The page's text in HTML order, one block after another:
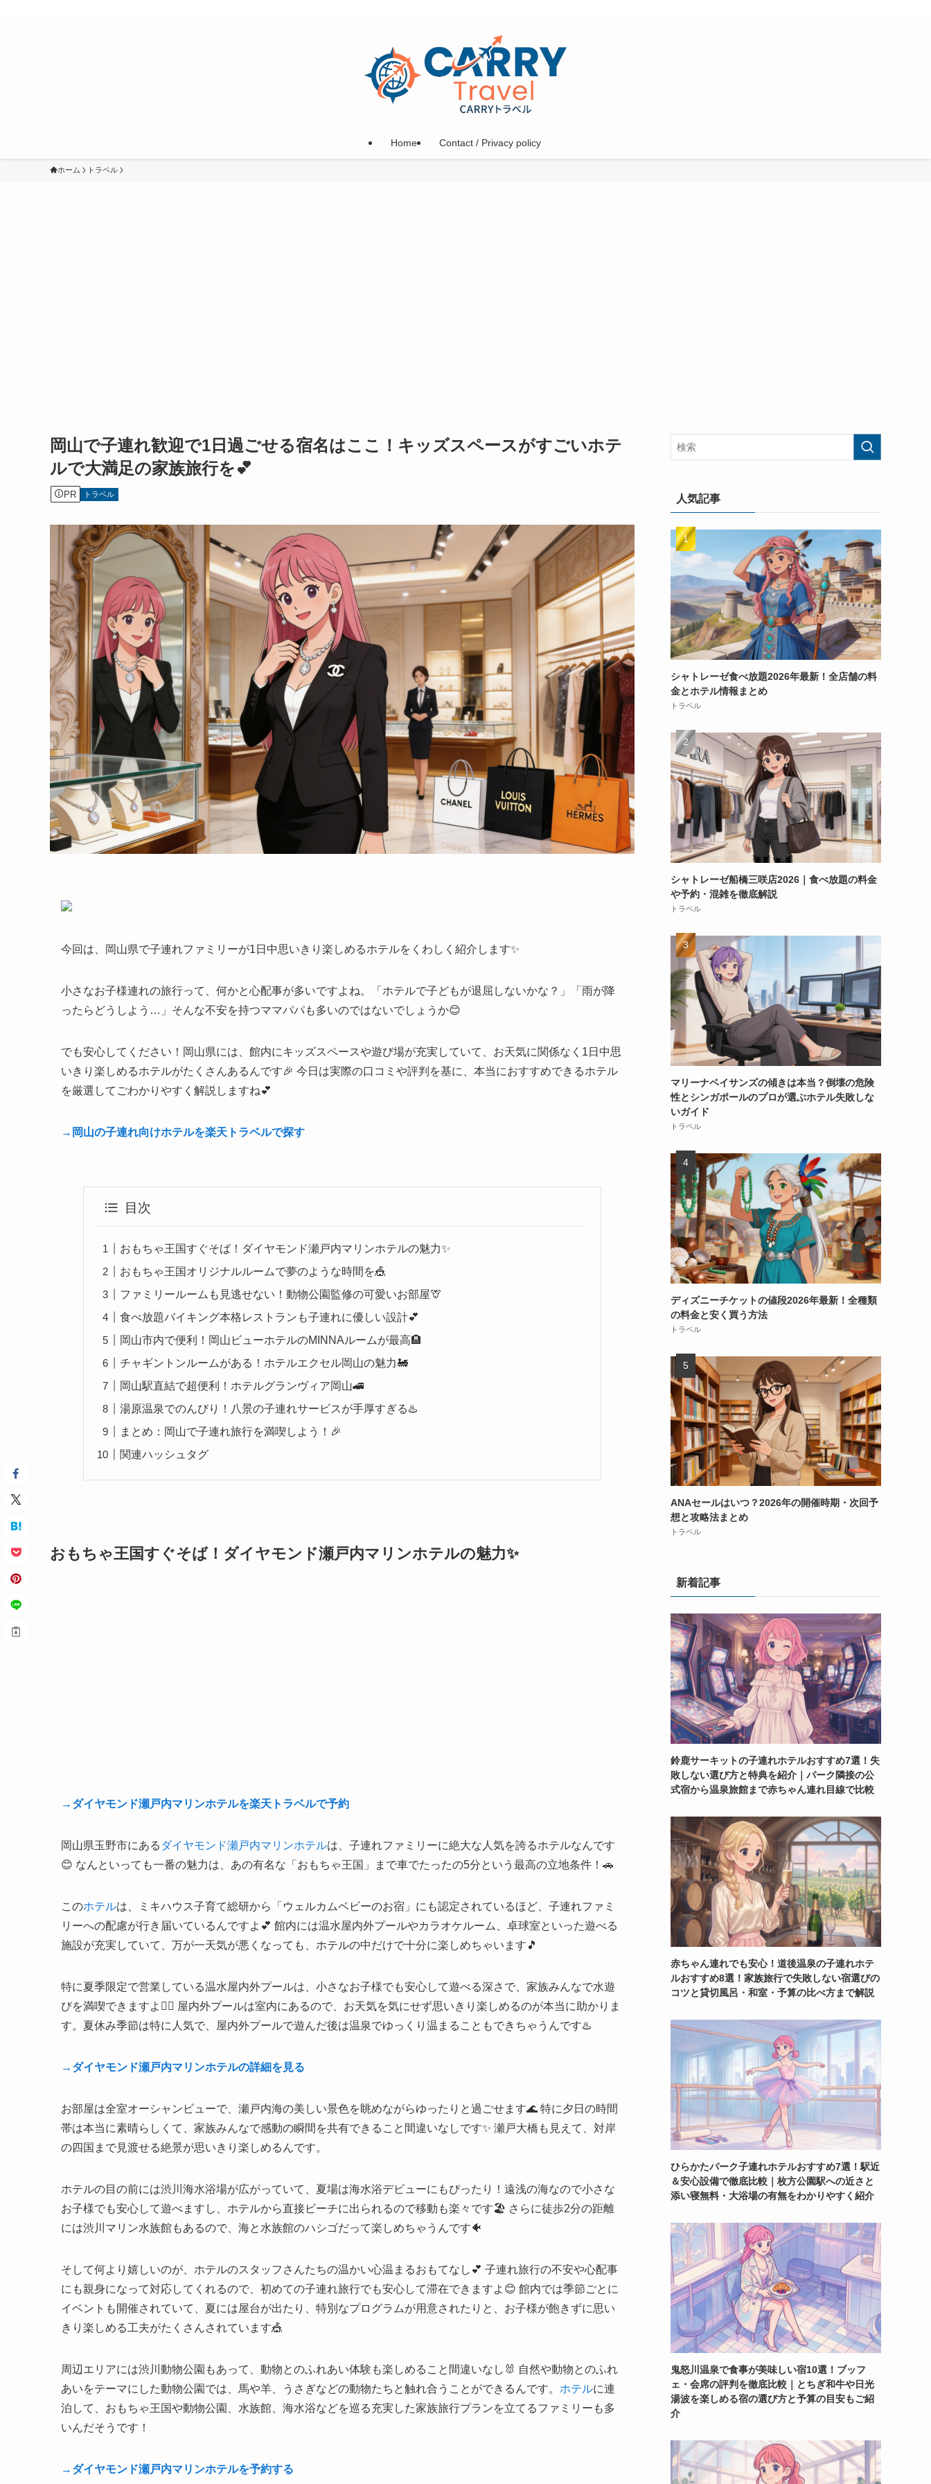
Home Contact / Privacy policy
ホーム トラベル
岡山で子連れ歓迎で1日過ごせる宿名はここ！キッズスペースがすごいホテ
ルで大満足の家族旅行を💕
PR トラベル
今回は、岡山県で子連れファミリーが1日中思いきり楽しめるホテルをくわしく紹介します✨
小さなお子様連れの旅行って、何かと心配事が多いですよね。「ホテルで子どもが退屈しないかな？」「雨が降
ったらどうしよう…」そんな不安を持つママパパも多いのではないでしょうか😊
でも安心してください！岡山県には、館内にキッズスペースや遊び場が充実していて、お天気に関係なく1日中思
いきり楽しめるホテルがたくさんあるんです🎉 今日は実際の口コミや評判を基に、本当におすすめできるホテル
を厳選してごわかりやすく解説しますね💕
→岡山の子連れ向けホテルを楽天トラベルで探す
目次
おもちゃ王国すぐそば！ダイヤモンド瀬戸内マリンホテルの魅力✨
おもちゃ王国オリジナルルームで夢のような時間を🎪
ファミリールームも見逃せない！動物公園監修の可愛いお部屋🦒
食べ放題バイキング本格レストランも子連れに優しい設計💕
岡山市内で便利！岡山ビューホテルのMINNAルームが最高🏨
チャギントンルームがある！ホテルエクセル岡山の魅力🚂
岡山駅直結で超便利！ホテルグランヴィア岡山🚄
湯原温泉でのんびり！八景の子連れサービスが手厚すぎる♨️
まとめ：岡山で子連れ旅行を満喫しよう！🎉
関連ハッシュタグ
おもちゃ王国すぐそば！ダイヤモンド瀬戸内マリンホテルの魅力✨
→ダイヤモンド瀬戸内マリンホテルを楽天トラベルで予約
岡山県玉野市にある ダイヤモンド瀬戸内マリンホテルは、子連れファミリーに絶大な人気を誇るホテルなんです
😊 なんといっても一番の魅力は、あの有名な「おもちゃ王国」まで車でたったの5分という最高の立地条件！🚗
このホテルは、ミキハウス子育て総研から「ウェルカムベビーのお宿」にも認定されているほど、子連れファミ
リーへの配慮が行き届いているんですよ💕 館内には温水屋内外プールやカラオケルーム、卓球室といった遊べる
施設が充実していて、万が一天気が悪くなっても、ホテルの中だけで十分に楽しめちゃいます🎵
特に夏季限定で営業している温水屋内外プールは、小さなお子様でも安心して遊べる深さで、家族みんなで水遊
びを満喫できますよ🏊‍♀️ 屋内外プールは室内にあるので、お天気を気にせず思いきり楽しめるのが本当に助かりま
す。夏休み季節は特に人気で、屋内外プールで遊んだ後は温泉でゆっくり温まることもできちゃうんです♨️
→ダイヤモンド瀬戸内マリンホテルの詳細を見る
お部屋は全室オーシャンビューで、瀬戸内海の美しい景色を眺めながらゆったりと過ごせます🌊 特に夕日の時間
帯は本当に素晴らしくて、家族みんなで感動の瞬間を共有できること間違いなしです✨ 瀬戸大橋も見えて、対岸
の四国まで見渡せる絶景が思いきり楽しめるんです。
ホテルの目の前には渋川海水浴場が広がっていて、夏場は海水浴デビューにもぴったり！遠浅の海なので小さな
お子様でも安心して遊べますし、ホテルから直接ビーチに出られるので移動も楽々です🏖️ さらに徒歩2分の距離
には渋川マリン水族館もあるので、海と水族館のハシゴだって楽しめちゃうんです🐠
そして何より嬉しいのが、ホテルのスタッフさんたちの温かい心温まるおもてなし💕 子連れ旅行の不安や心配事
にも親身になって対応してくれるので、初めての子連れ旅行でも安心して滞在できますよ😊 館内では季節ごとに
イベントも開催されていて、夏には屋台が出たり、特別なプログラムが用意されたりと、お子様が飽きずに思い
きり楽しめる工夫がたくさんされています🎪
周辺エリアには渋川動物公園もあって、動物とのふれあい体験も楽しめること間違いなし🐰 自然や動物とのふれ
あいをテーマにした動物公園では、馬や羊、うさぎなどの動物たちと触れ合うことができるんです。 ホテルに連
泊して、おもちゃ王国や動物公園、水族館、海水浴などを巡る充実した家族旅行プランを立てるファミリーも多
いんだそうです！
→ダイヤモンド瀬戸内マリンホテルを予約する
人気記事
シャトレーゼ食べ放題2026年最新！全店舗の料
金とホテル情報まとめ
トラベル
シャトレーゼ船橋三咲店2026｜食べ放題の料金
や予約・混雑を徹底解説
トラベル
マリーナベイサンズの傾きは本当？倒壊の危険
性とシンガポールのプロが選ぶホテル失敗しな
いガイド
トラベル
ディズニーチケットの値段2026年最新！全種類
の料金と安く買う方法
トラベル
ANAセールはいつ？2026年の開催時期・次回予
想と攻略法まとめ
トラベル
新着記事
鈴鹿サーキットの子連れホテルおすすめ7選！失
敗しない選び方と特典を紹介｜パーク隣接の公
式宿から温泉旅館まで赤ちゃん連れ目線で比較
赤ちゃん連れでも安心！道後温泉の子連れホテ
ルおすすめ8選！家族旅行で失敗しない宿選びの
コツと貸切風呂・和室・予算の比べ方まで解説
ひらかたパーク子連れホテルおすすめ7選！駅近
＆安心設備で徹底比較｜枚方公園駅への近さと
添い寝無料・大浴場の有無をわかりやすく紹介
鬼怒川温泉で食事が美味しい宿10選！ブッフ
ェ・会席の評判を徹底比較｜とちぎ和牛や日光
湯波を楽しめる宿の選び方と予算の目安もご紹
介